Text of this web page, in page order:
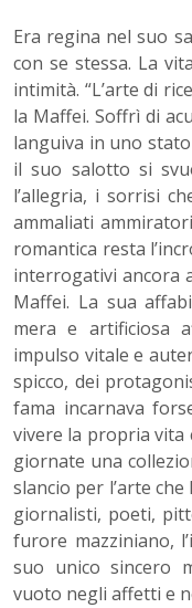
Era regina nel suo
con se stessa. La
intimità. “L’arte di
la Maffei. Soffrì di
languiva in uno
il suo salotto si
l’allegria, i sorrisi
ammaliati
romantica resta
interrogativi ancora
Maffei. La sua
mera e artificiosa
impulso vitale e
spicco, dei
fama incarnava
vivere la propria vita
giornate una
slancio per l’arte
giornalisti, poeti,
furore mazziniano,
suo unico sincero
vuoto negli affetti e